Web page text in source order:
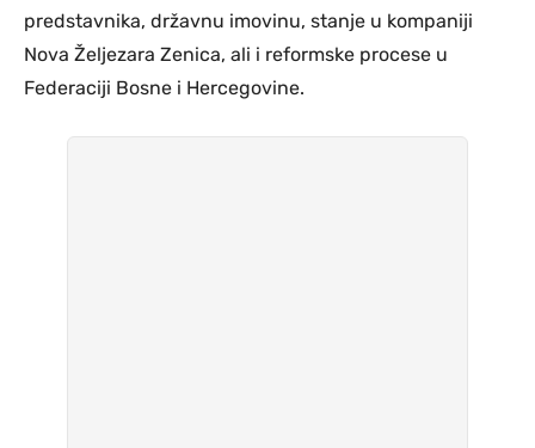
predstavnika, državnu imovinu, stanje u kompaniji
Nova Željezara Zenica, ali i reformske procese u
Federaciji Bosne i Hercegovine.